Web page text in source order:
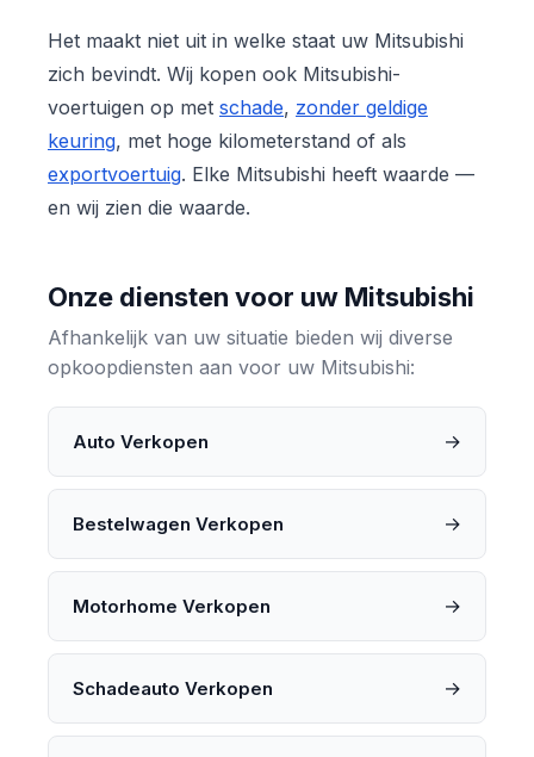
Het maakt niet uit in welke staat uw Mitsubishi
zich bevindt. Wij kopen ook Mitsubishi-
voertuigen op met schade, zonder geldige
keuring, met hoge kilometerstand of als
exportvoertuig. Elke Mitsubishi heeft waarde —
en wij zien die waarde.
Onze diensten voor uw Mitsubishi
Afhankelijk van uw situatie bieden wij diverse
opkoopdiensten aan voor uw Mitsubishi:
Auto Verkopen →
Bestelwagen Verkopen →
Motorhome Verkopen →
Schadeauto Verkopen →